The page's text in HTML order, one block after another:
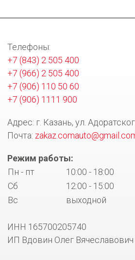
Телефоны:
+7 (843) 2 505 400
+7 (966) 2 505 400
+7 (906) 110 50 60
+7 (906) 1111 900
Адрес: г. Казань, ул.
Почта:
Режим работы:
Пн - пт
10:00 - 18:00
Сб
12:00 - 15:00
Вс
выходной
ИНН 165700205740
ИП Вдовин Олег Вячеславович